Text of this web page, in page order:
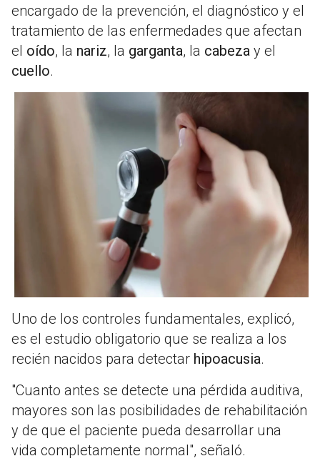
encargado de la prevención, el diagnóstico y el
tratamiento de las enfermedades que afectan
el oído, la nariz, la garganta, la cabeza y el
cuello.
Uno de los controles fundamentales, explicó,
es el estudio obligatorio que se realiza a los
recién nacidos para detectar hipoacusia.
"Cuanto antes se detecte una pérdida auditiva,
mayores son las posibilidades de rehabilitación
y de que el paciente pueda desarrollar una
vida completamente normal", señaló.